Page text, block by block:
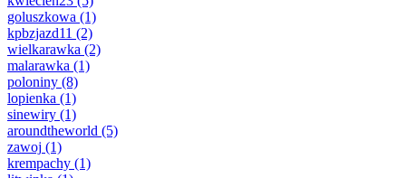
goluszkowa (1)
kpbzjazd11 (2)
wielkarawka (2)
malarawka (1)
poloniny (8)
lopienka (1)
sinewiry (1)
aroundtheworld (5)
zawoj (1)
krempachy (1)